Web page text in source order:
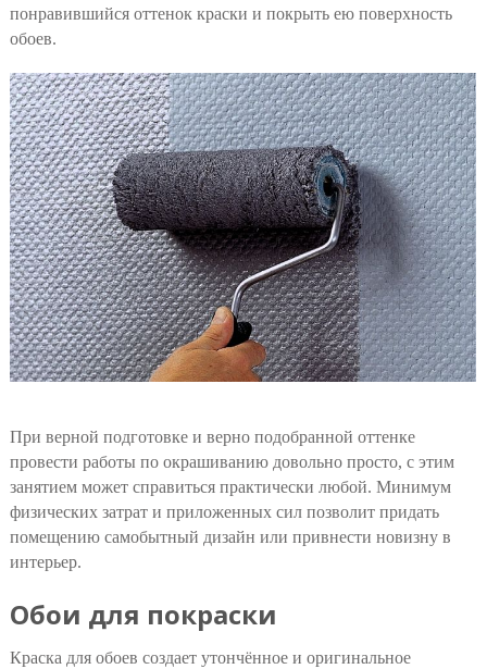
понравившийся оттенок краски и покрыть ею поверхность
обоев.
При верной подготовке и верно подобранной оттенке
провести работы по окрашиванию довольно просто, с этим
занятием может справиться практически любой. Минимум
физических затрат и приложенных сил позволит придать
помещению самобытный дизайн или привнести новизну в
интерьер.
Обои для покраски
Краска для обоев создает утончённое и оригинальное